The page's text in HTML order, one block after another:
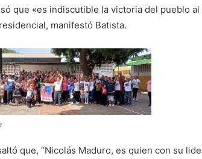
que «es indiscutible la victoria del pueblo
manifestó Batista.
que, “Nicolás Maduro, es quien con su